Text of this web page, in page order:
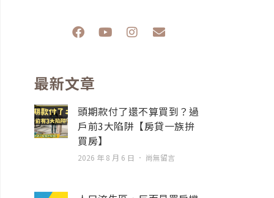
F
a
b
o
o
k
Y
o
e
I
n
r
a
m
E
n
p
e
最新文章
頭期款付了還不算買到？過
戶前3大陷阱【房貸一族拚
買房】
2026 年 8 月 6 日 尚無留言